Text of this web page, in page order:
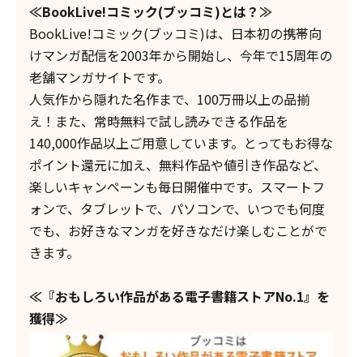
≪BookLive!コミック(ブッコミ)とは？≫
BookLive!コミック(ブッコミ)は、日本初の携帯向
けマンガ配信を2003年から開始し、今年で15周年の
老舗マンガサイトです。
人気作から隠れた名作まで、100万冊以上の品揃
え！また、常時無料で試し読みできる作品を
140,000作品以上ご用意しています。とってもお得な
ポイント還元に加え、無料作品や値引き作品など、
楽しいキャンペーンも毎日開催中です。スマートフ
ォンで、タブレットで、パソコンで、いつでも何度
でも、お好きなマンガを好きなだけ楽しむことがで
きます。
≪『おもしろい作品がある電子書籍ストアNo.1』を
獲得≫